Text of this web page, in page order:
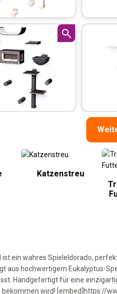
Katzenstreu
ein wahres Spieleldorado,
aus hochwertigem Eukalyptus-
Handgefertigt für eine
bekommen wird! [embed]https://